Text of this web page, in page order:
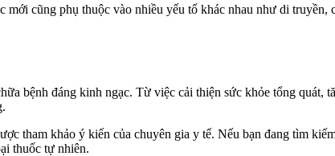
cũng phụ thuộc vào nhiều yếu tố khác nhau như di truyền,
bệnh đáng kinh ngạc. Từ việc cải thiện sức khỏe tổng quát,
tham khảo ý kiến ​​của chuyên gia y tế. Nếu bạn đang tìm
thuốc tự nhiên.